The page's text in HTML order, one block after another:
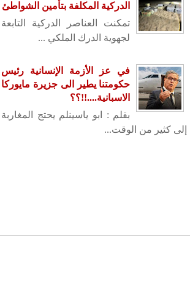
الدركية المكلفة بتأمين الشواطئ
تمكنت العناصر الدركية التابعة
لجهوية الدرك الملكي ...
في عز الأزمة الإنسانية رئيس
حكومتنا يطير الى جزيرة مايوركا
الاسبانية....!!؟؟
بقلم : ابو ياسينلم يحتج المغاربة
إلى كثير من الوقت...